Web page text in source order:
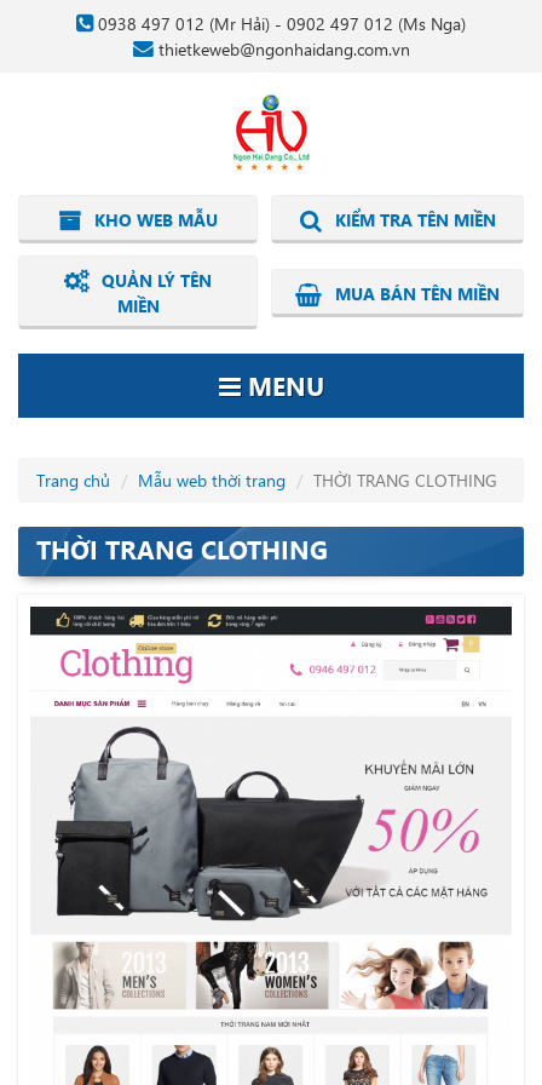
0938 497 012 (Mr Hải) - 0902 497 012 (Ms Nga)
thietkeweb@ngonhaidang.com.vn
KHO WEB MẪU KIỂM TRA TÊN MIỀN
QUẢN LÝ TÊN
MIỀN
MUA BÁN TÊN MIỀN
MENU
Trang chủ Mẫu web thời trang THỜI TRANG CLOTHING
THỜI TRANG CLOTHING